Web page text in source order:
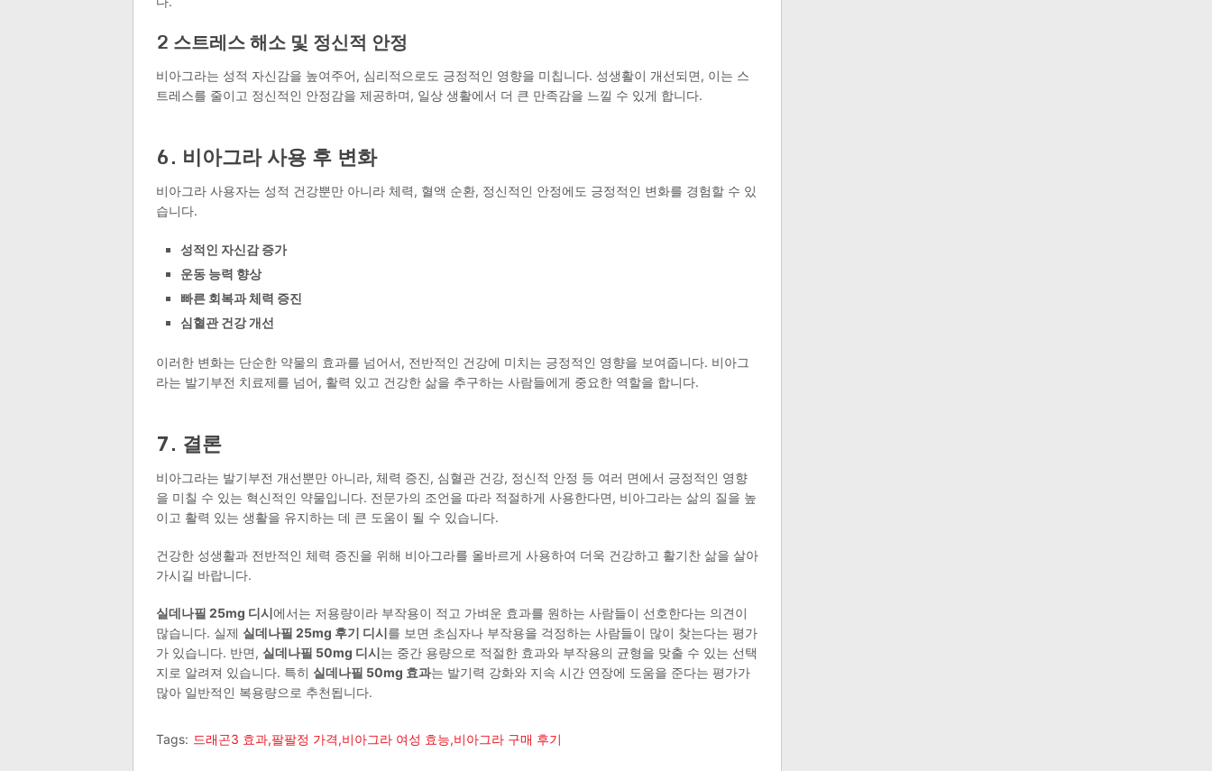
2 스트레스 해소 및 정신적 안정
비아그라는 성적 자신감을 높여주어, 심리적으로도 긍정적인 영향을 미칩니다. 성생활이 개선되면, 이는 스
트레스를 줄이고 정신적인 안정감을 제공하며, 일상 생활에서 더 큰 만족감을 느낄 수 있게 합니다.
6. 비아그라 사용 후 변화
비아그라 사용자는 성적 건강뿐만 아니라 체력, 혈액 순환, 정신적인 안정에도 긍정적인 변화를 경험할 수 있
습니다.
성적인 자신감 증가
운동 능력 향상
빠른 회복과 체력 증진
심혈관 건강 개선
이러한 변화는 단순한 약물의 효과를 넘어서, 전반적인 건강에 미치는 긍정적인 영향을 보여줍니다. 비아그
라는 발기부전 치료제를 넘어, 활력 있고 건강한 삶을 추구하는 사람들에게 중요한 역할을 합니다.
7. 결론
비아그라는 발기부전 개선뿐만 아니라, 체력 증진, 심혈관 건강, 정신적 안정 등 여러 면에서 긍정적인 영향
을 미칠 수 있는 혁신적인 약물입니다. 전문가의 조언을 따라 적절하게 사용한다면, 비아그라는 삶의 질을 높
이고 활력 있는 생활을 유지하는 데 큰 도움이 될 수 있습니다.
건강한 성생활과 전반적인 체력 증진을 위해 비아그라를 올바르게 사용하여 더욱 건강하고 활기찬 삶을 살아
가시길 바랍니다.
실데나필 25mg 디시에서는 저용량이라 부작용이 적고 가벼운 효과를 원하는 사람들이 선호한다는 의견이
많습니다. 실제 실데나필 25mg 후기 디시를 보면 초심자나 부작용을 걱정하는 사람들이 많이 찾는다는 평가
가 있습니다. 반면, 실데나필 50mg 디시는 중간 용량으로 적절한 효과와 부작용의 균형을 맞출 수 있는 선택
지로 알려져 있습니다. 특히 실데나필 50mg 효과는 발기력 강화와 지속 시간 연장에 도움을 준다는 평가가
많아 일반적인 복용량으로 추천됩니다.
Tags: 드래곤3 효과,팔팔정 가격,비아그라 여성 효능,비아그라 구매 후기